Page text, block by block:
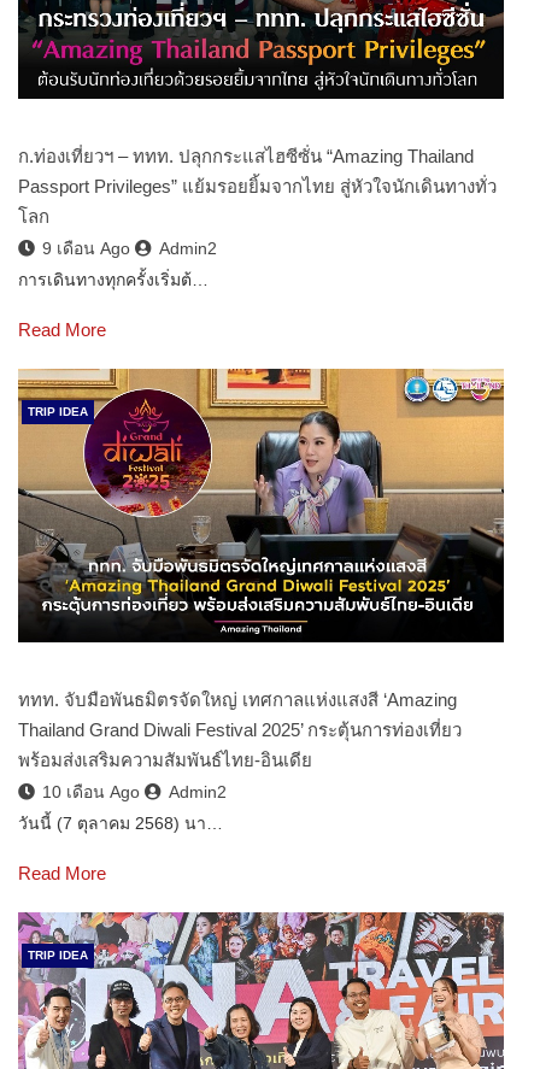
ก.ท่องเที่ยวฯ – ททท. ปลุกกระแสไฮซีซั่น “Amazing Thailand
Passport Privileges” แย้มรอยยิ้มจากไทย สู่หัวใจนักเดินทางทั่ว
โลก
9 เดือน Ago
Admin2
การเดินทางทุกครั้งเริ่มต้…
Read More
TRIP IDEA
ททท. จับมือพันธมิตรจัดใหญ่ เทศกาลแห่งแสงสี ‘Amazing
Thailand Grand Diwali Festival 2025’ กระตุ้นการท่องเที่ยว
พร้อมส่งเสริมความสัมพันธ์ไทย-อินเดีย
10 เดือน Ago
Admin2
วันนี้ (7 ตุลาคม 2568) นา…
Read More
TRIP IDEA